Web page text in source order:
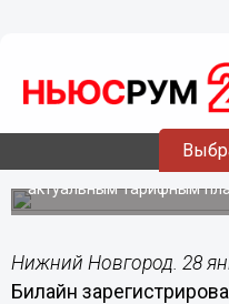
28.01.202016:50
Билайн первым в
продавать SIM-
Посетители платформы
актуальным тарифным
Нижний Новгород. 28
Билайн